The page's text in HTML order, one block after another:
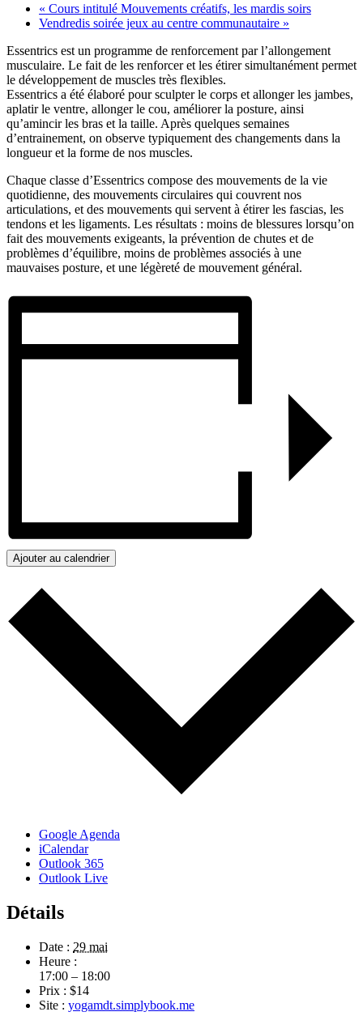
« Cours intitulé Mouvements créatifs, les mardis soirs
Vendredis soirée jeux au centre communautaire »
Essentrics est un programme de renforcement par l’allongement
musculaire. Le fait de les renforcer et les étirer simultanément permet
le développement de muscles très flexibles.
Essentrics a été élaboré pour sculpter le corps et allonger les jambes,
aplatir le ventre, allonger le cou, améliorer la posture, ainsi
qu’amincir les bras et la taille. Après quelques semaines
d’entrainement, on observe typiquement des changements dans la
longueur et la forme de nos muscles.
Chaque classe d’Essentrics compose des mouvements de la vie
quotidienne, des mouvements circulaires qui couvrent nos
articulations, et des mouvements qui servent à étirer les fascias, les
tendons et les ligaments. Les résultats : moins de blessures lorsqu’on
fait des mouvements exigeants, la prévention de chutes et de
problèmes d’équilibre, moins de problèmes associés à une
mauvaises posture, et une légèreté de mouvement général.
Ajouter au calendrier
Google Agenda
iCalendar
Outlook 365
Outlook Live
Détails
Date : 29 mai
Heure :
17:00 – 18:00
Prix : $14
Site : yogamdt.simplybook.me